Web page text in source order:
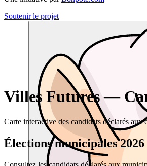
Soutenir le projet
Villes Futures —
Carte interactive des candidats déclarés
Élections municipales 2026